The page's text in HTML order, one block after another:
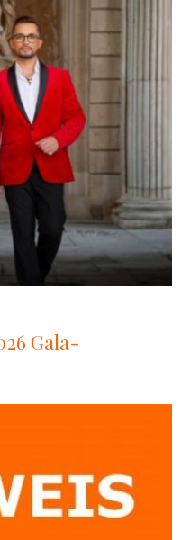
Gala-